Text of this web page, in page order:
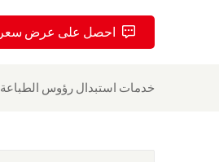
احصل على عرض سعر
خدمات استبدال رؤوس الطباعة